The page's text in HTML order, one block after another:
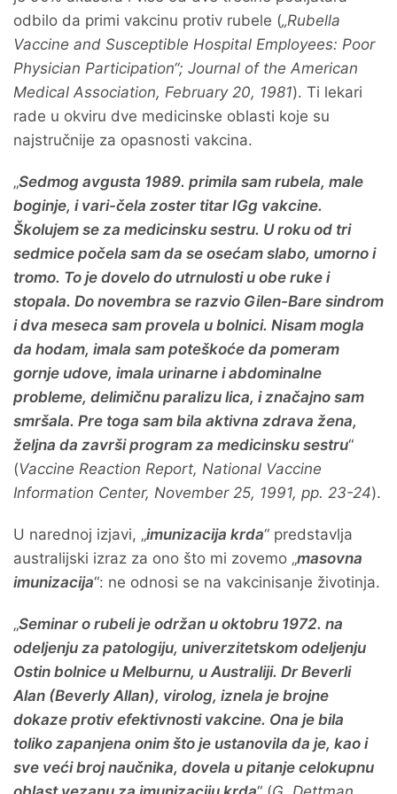
odbilo da primi vakcinu protiv rubele („Rubella
Vaccine and Susceptible Hospital Employees: Poor
Physician Participation“; Journal of the American
Medical Association, February 20, 1981). Ti lekari
rade u okviru dve medicinske oblasti koje su
najstručnije za opasnosti vakcina.
„Sedmog avgusta 1989. primila sam rubela, male
boginje, i vari-čela zoster titar IGg vakcine.
Školujem se za medicinsku sestru. U roku od tri
sedmice počela sam da se osećam slabo, umorno i
tromo. To je dovelo do utrnulosti u obe ruke i
stopala. Do novembra se razvio Gilen-Bare sindrom
i dva meseca sam provela u bolnici. Nisam mogla
da hodam, imala sam poteškoće da pomeram
gornje udove, imala urinarne i abdominalne
probleme, delimičnu paralizu lica, i značajno sam
smršala. Pre toga sam bila aktivna zdrava žena,
željna da završi program za medicinsku sestru“
(Vaccine Reaction Report, National Vaccine
Information Center, November 25, 1991, pp. 23-24).
U narednoj izjavi, „imunizacija krda“ predstavlja
australijski izraz za ono što mi zovemo „masovna
imunizacija“: ne odnosi se na vakcinisanje životinja.
„Seminar o rubeli je održan u oktobru 1972. na
odeljenju za patologiju, univerzitetskom odeljenju
Ostin bolnice u Melburnu, u Australiji. Dr Beverli
Alan (Beverly Allan), virolog, iznela je brojne
dokaze protiv efektivnosti vakcine. Ona je bila
toliko zapanjena onim što je ustanovila da je, kao i
sve veći broj naučnika, dovela u pitanje celokupnu